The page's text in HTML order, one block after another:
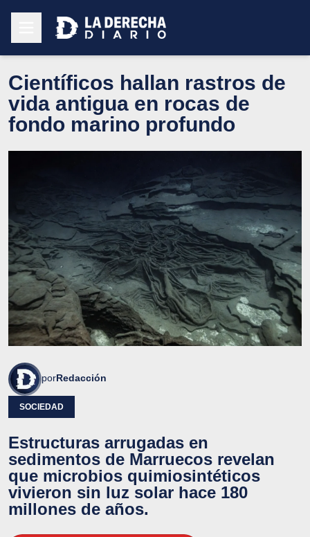
Científicos hallan rastros de
vida antigua en rocas de
fondo marino profundo
porRedacción
SOCIEDAD
Estructuras arrugadas en
sedimentos de Marruecos revelan
que microbios quimiosintéticos
vivieron sin luz solar hace 180
millones de años.